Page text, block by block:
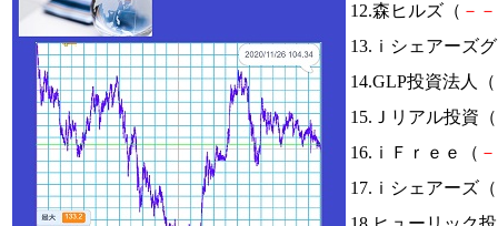
12.森ヒルズ（ － －
13.ｉシェアーズ
14.GLP投資法人（
15.Ｊリアル投資（
16.ｉＦｒｅｅ（ －
17.ｉシェアーズ（